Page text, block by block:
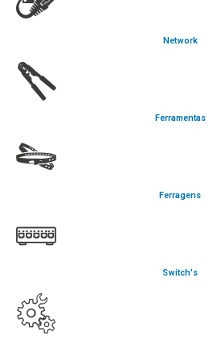
Network
Ferramentas
Ferragens
Switch's